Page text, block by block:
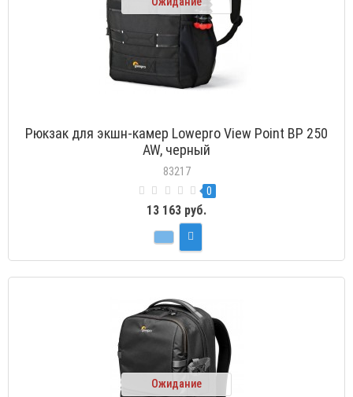
Рюкзак для экшн-камер Lowepro View Point BP 250
AW, черный
83217
0
13 163 руб.
Ожидание